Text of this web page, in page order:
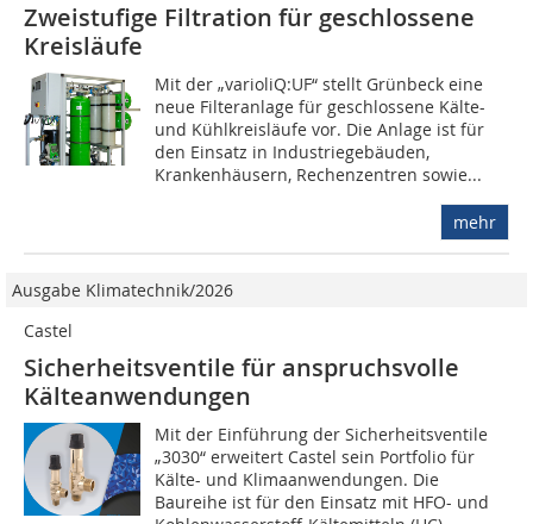
Zweistufige Filtration für geschlossene
Kreisläufe
Mit der „varioliQ:UF“ stellt Grünbeck eine
neue Filteranlage für geschlossene Kälte-
und Kühlkreisläufe vor. Die Anlage ist für
den Einsatz in Industriegebäuden,
Krankenhäusern, Rechenzentren sowie...
mehr
Ausgabe Klimatechnik/2026
Castel
Sicherheitsventile für anspruchsvolle
Kälteanwendungen
Mit der Einführung der Sicherheitsventile
„3030“ erweitert Castel sein Portfolio für
Kälte- und Klimaanwendungen. Die
Baureihe ist für den Einsatz mit HFO- und